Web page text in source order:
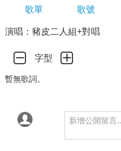
歌單 歌號
演唱：豬皮二人組+對唱
字型
暫無歌詞。